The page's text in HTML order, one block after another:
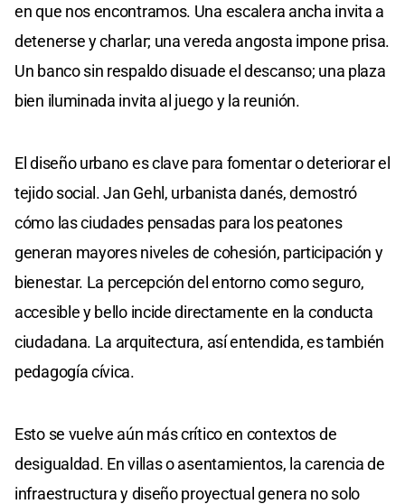
en que nos encontramos. Una escalera ancha invita a
detenerse y charlar; una vereda angosta impone prisa.
Un banco sin respaldo disuade el descanso; una plaza
bien iluminada invita al juego y la reunión.
El diseño urbano es clave para fomentar o deteriorar el
tejido social. Jan Gehl, urbanista danés, demostró
cómo las ciudades pensadas para los peatones
generan mayores niveles de cohesión, participación y
bienestar. La percepción del entorno como seguro,
accesible y bello incide directamente en la conducta
ciudadana. La arquitectura, así entendida, es también
pedagogía cívica.
Esto se vuelve aún más crítico en contextos de
desigualdad. En villas o asentamientos, la carencia de
infraestructura y diseño proyectual genera no solo